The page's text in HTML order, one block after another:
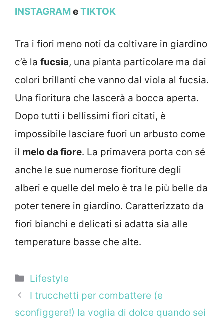
INSTAGRAMeTIKTOK
Tra i fiori meno noti da coltivare in giardino
c’è la fucsia, una pianta particolare ma dai
colori brillanti che vanno dal viola al fucsia.
Una fioritura che lascerà a bocca aperta.
Dopo tutti i bellissimi fiori citati, è
impossibile lasciare fuori un arbusto come
il melo da fiore. La primavera porta con sé
anche le sue numerose fioriture degli
alberi e quelle del melo è tra le più belle da
poter tenere in giardino. Caratterizzato da
fiori bianchi e delicati si adatta sia alle
temperature basse che alte.
Categorie
Lifestyle
I trucchetti per combattere (e
sconfiggere!) la voglia di dolce quando sei